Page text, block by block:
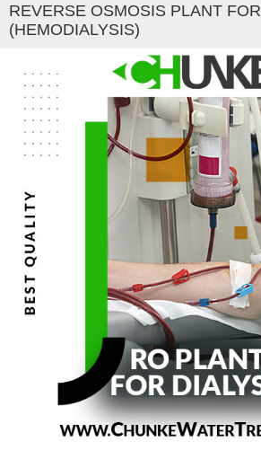
REVERSE OSMOSIS PLANT
(HEMODIALYSIS)